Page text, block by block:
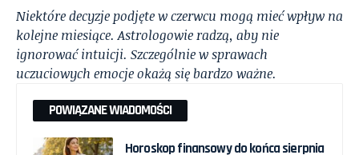
Niektóre decyzje podjęte w czerwcu mogą mieć wpływ na
kolejne miesiące. Astrologowie radzą, aby nie
ignorować intuicji. Szczególnie w sprawach
uczuciowych emocje okażą się bardzo ważne.
POWIĄZANE WIADOMOŚCI
Horoskop finansowy do końca sierpnia